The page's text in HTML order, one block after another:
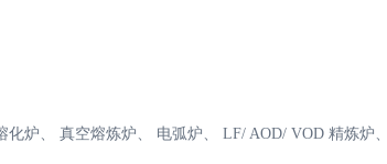
炉、 真空熔炼炉、 电弧炉、 LF/ AOD/ VOD 精炼炉、